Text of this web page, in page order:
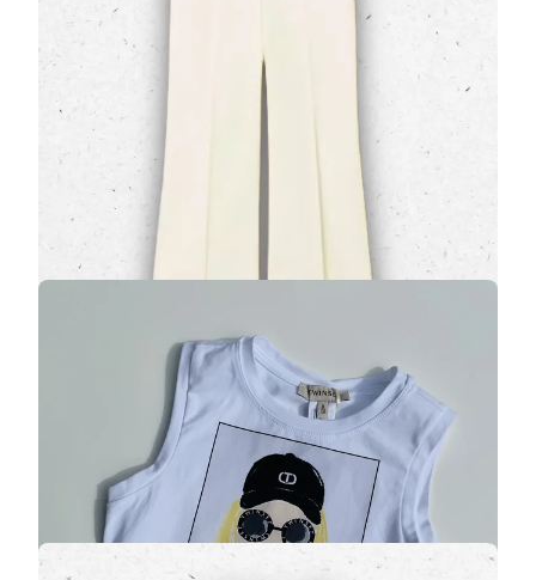
Stile autentico e massima libertà di movimento si
pantaloni firmati Twinset Milano
Realizzati in resistente
tessuto bull…
120,00 € 84,00 €
(0 Valutazioni)
PROMO
Canotta stampa, Twinset; colore bianco.
59,00 € 29,50 €
Felpa Bambina Twinset Color Block Off White e